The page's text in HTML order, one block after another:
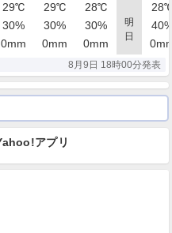
明
日
29℃ 29℃ 28℃ 28
30% 30% 30% 40
0mm 0mm 0mm 0
92 % 93
南南東
14m/s
南南東
13m/s
南南東
13m/s
南南
12
8月9日 18時00分発表
アプリ